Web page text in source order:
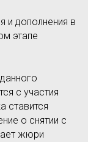
и дополнения в
этапе
с участия
ставится
о снятии с
жюри